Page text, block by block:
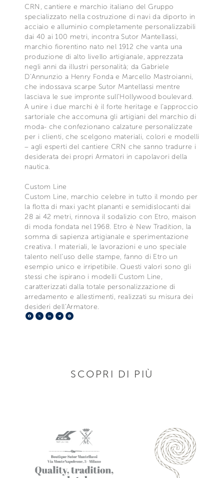
CRN, cantiere e marchio italiano del Gruppo
specializzato nella costruzione di navi da diporto in
acciaio e alluminio completamente personalizzabili
dai 40 ai 100 metri, incontra Sutor Mantellassi,
marchio fiorentino nato nel 1912 che vanta una
produzione di alto livello artigianale, apprezzata
negli anni da illustri personalità; da Gabriele
D’Annunzio a Henry Fonda e Marcello Mastroianni,
che indossava scarpe Sutor Mantellassi mentre
lasciava le sue impronte sull’Hollywood boulevard.
A unire i due marchi è il forte heritage e l’approccio
sartoriale che accomuna gli artigiani del marchio di
moda- che confezionano calzature personalizzate
per i clienti, che scelgono materiali, colori e modelli
– agli esperti del cantiere CRN che sanno tradurre i
desiderata dei propri Armatori in capolavori della
nautica.
Custom Line
Custom Line, marchio celebre in tutto il mondo per
la flotta di maxi yacht plananti e semidislocanti dai
28 ai 42 metri, rinnova il sodalizio con Etro, maison
di moda fondata nel 1968. Etro è New Tradition, la
somma di sapienza artigianale e sperimentazione
creativa. I materiali, le lavorazioni e uno speciale
talento nell’uso delle stampe, fanno di Etro un
esempio unico e irripetibile. Questi valori sono gli
stessi che ispirano i modelli Custom Line,
caratterizzati dalla totale personalizzazione di
arredamento e allestimenti, realizzati su misura dei
desideri dell’Armatore.
Facebook
X LinkedIn
Telegram
SCOPRI DI PIÙ